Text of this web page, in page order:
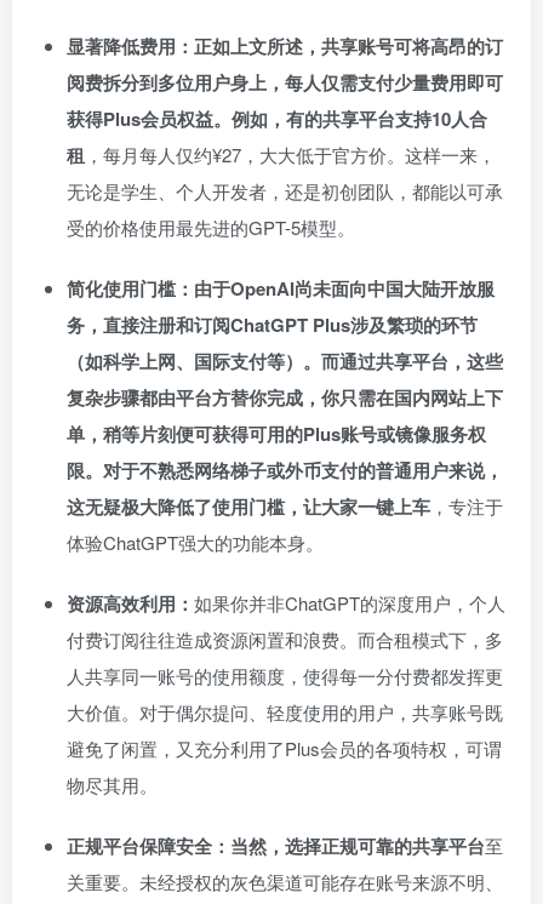
显著降低费用：正如上文所述，共享账号可将高昂的订
阅费拆分到多位用户身上，每人仅需支付少量费用即可
获得Plus会员权益。例如，有的共享平台支持10人合
租 ，每月每人仅约¥27，大大低于官方价。这样一来，
无论是学生、个人开发者，还是初创团队，都能以可承
受的价格使用最先进的GPT-5模型。
简化使用门槛：由于OpenAI尚未面向中国大陆开放服
务，直接注册和订阅ChatGPT Plus涉及繁琐的环节
（如科学上网、国际支付等）。而通过共享平台，这些
复杂步骤都由平台方替你完成，你只需在国内网站上下
单，稍等片刻便可获得可用的Plus账号或镜像服务权
限。对于不熟悉网络梯子或外币支付的普通用户来说，
这无疑极大降低了使用门槛，让大家一键上车 ，专注于
体验ChatGPT强大的功能本身。
资源高效利用： 如果你并非ChatGPT的深度用户，个人
付费订阅往往造成资源闲置和浪费。而合租模式下，多
人共享同一账号的使用额度，使得每一分付费都发挥更
大价值。对于偶尔提问、轻度使用的用户，共享账号既
避免了闲置，又充分利用了Plus会员的各项特权，可谓
物尽其用。
正规平台保障安全：当然，选择正规可靠的共享平台至
关重要。未经授权的灰色渠道可能存在账号来源不明、